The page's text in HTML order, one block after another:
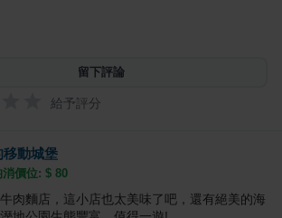
留下評論
給予評分
移動城堡
消價位: $ 80
肉麵店，這小店也太美味了吧，還有絕美的海